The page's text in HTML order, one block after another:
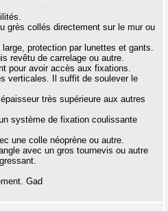
grès collés directement sur le mur ou
protection par lunettes et gants.
revêtu de carrelage ou autre.
pour avoir accès aux fixations.
verticales. Il suffit de soulever le
très supérieure aux autres
système de fixation coulissante
une colle néoprène ou autre.
avec un gros tournevis ou autre
Gad